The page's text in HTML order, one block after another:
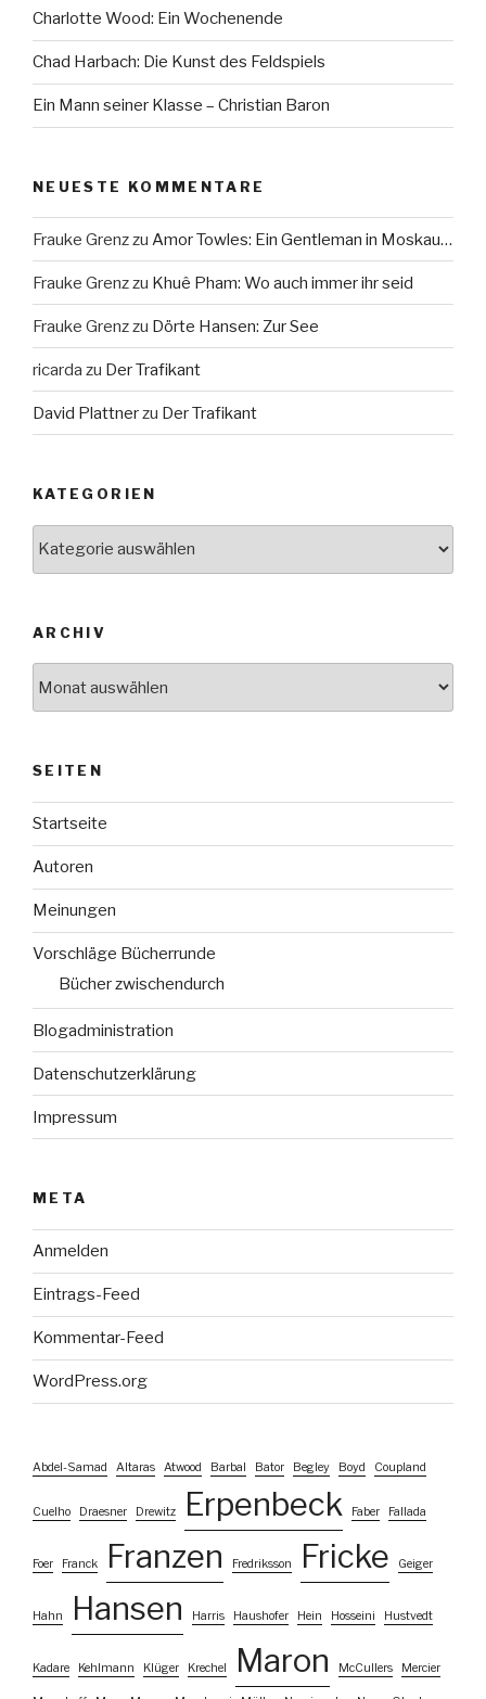
Charlotte Wood: Ein Wochenende
Chad Harbach: Die Kunst des Feldspiels
Ein Mann seiner Klasse – Christian Baron
NEUESTE KOMMENTARE
Frauke Grenzzu Amor Towles: Ein Gentleman in Moskau…
Frauke Grenzzu Khuê Pham: Wo auch immer ihr seid
Frauke Grenzzu Dörte Hansen: Zur See
ricarda zu Der Trafikant
David Plattnerzu Der Trafikant
KATEGORIEN
ARCHIV
SEITEN
Startseite
Autoren
Meinungen
Vorschläge Bücherrunde
Bücher zwischendurch
Blogadministration
Datenschutzerklärung
Impressum
META
Anmelden
Eintrags-Feed
Kommentar-Feed
WordPress.org
Abdel-Samad Altaras Atwood Barbal Bator Begley Boyd Coupland
Cuelho Draesner Drewitz Erpenbeck Faber Fallada
Foer Franck Franzen Fredriksson Fricke Geiger
Hahn Hansen Harris Haushofer Hein Hosseini Hustvedt
Kadare Kehlmann Klüger Krechel Maron McCullers Mercier